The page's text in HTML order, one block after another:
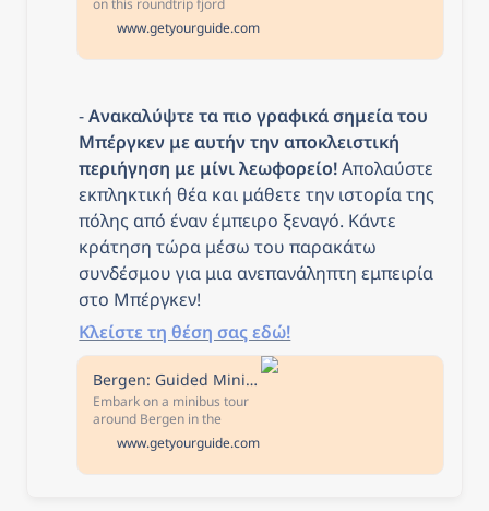
on this roundtrip fjord
cruise from Bergen to
Mostraumen. Admire views
of landmarks like the
and the Mostraumen strait.
www.getyourguide.com
- Ανακαλύψτε τα πιο γραφικά σημεία του
Μπέργκεν με αυτήν την αποκλειστική
περιήγηση με μίνι λεωφορείο! Απολαύστε
εκπληκτική θέα και μάθετε την ιστορία της
πόλης από έναν έμπειρο ξεναγό. Κάντε
κράτηση τώρα μέσω του παρακάτω
συνδέσμου για μια ανεπανάληπτη εμπειρία
στο Μπέργκεν!
Κλείστε τη θέση σας εδώ!
Bergen: Guided Minibus Tour with Photo Stops & Bryggen Tour
Embark on a minibus tour
around Bergen in the
company of a live, local
guide. Enjoy at least four
photo stops, a drive around
www.getyourguide.com